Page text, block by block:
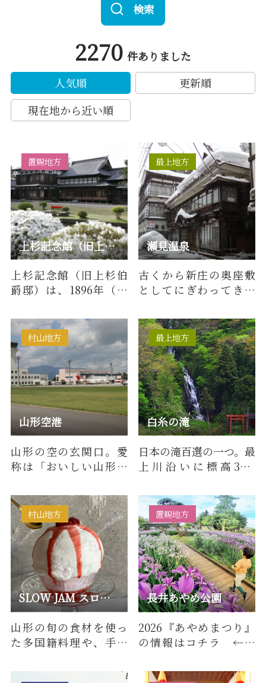
検索
2270 件ありました
人気順
更新順
現在地から近い順
上杉記念館（旧上杉伯爵邸）
置賜地方
上杉記念館（旧上杉伯
爵邸）は、1896年（明
丸跡に上杉家14代茂憲
（もちの…
瀬見温泉
最上地方
古くから新庄の奥座敷
としてにぎわってきた
川の左岸に開けた静か
なたたず…
山形空港
村山地方
山形の空の玄関口。愛
称は「おいしい山形空
祭り、温泉などすべて
がおい…
白糸の滝
最上地方
日本の滝百選の一つ。最
上川沿いに標高300-
形成する最上峡には滝
群があり…
SLOW JAM スロージャム
村山地方
山形の旬の食材を使っ
た多国籍料理や、手作
います。ご予約も承りま
長井あやめ公園
置賜地方
2026『あやめまつり』
の情報はコチラ ←タ
ち」長井市のシンボル